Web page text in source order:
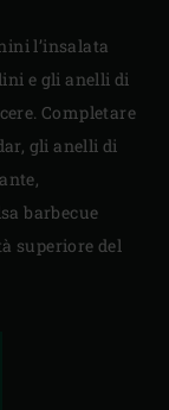
l’insalata
e gli anelli di
Completare
gli anelli di
barbecue
superiore del